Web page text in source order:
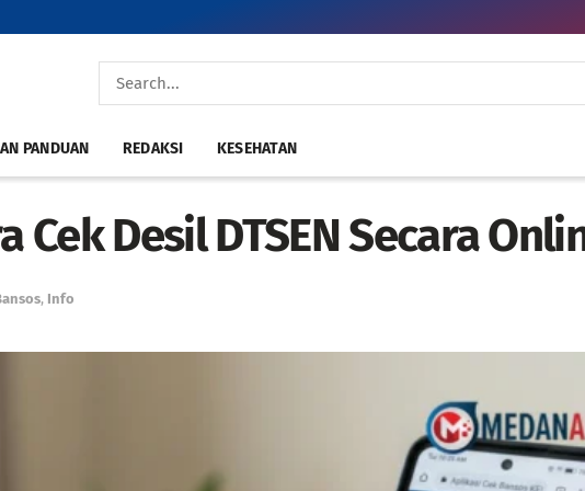
PANDUAN REDAKSI KESEHATAN
Cek Desil DTSEN Secara
, Info